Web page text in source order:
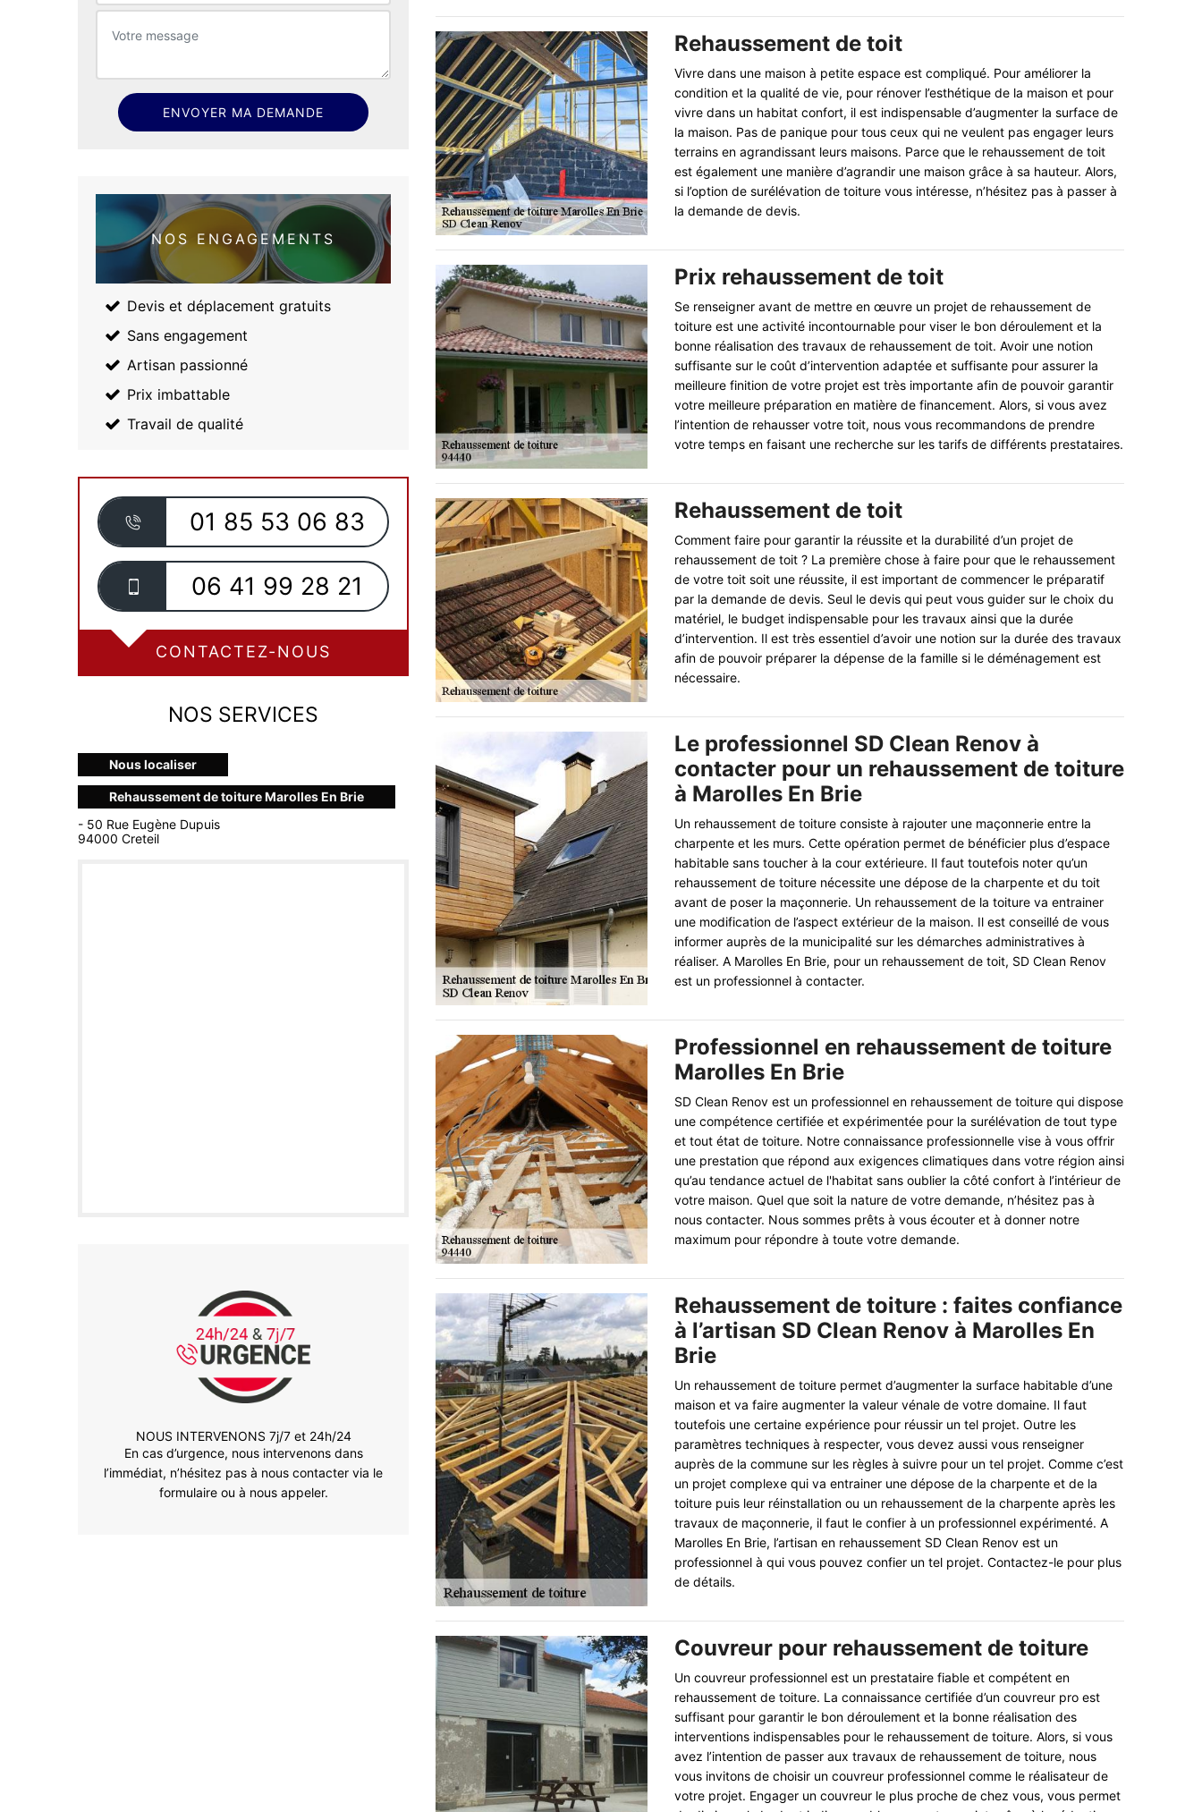
NOS ENGAGEMENTS
Devis et déplacement gratuits
Sans engagement
Artisan passionné
Prix imbattable
Travail de qualité
01 85 53 06 83
06 41 99 28 21
CONTACTEZ-NOUS
NOS SERVICES
Nous localiser
Rehaussement de toiture Marolles En Brie
- 50 Rue Eugène Dupuis
94000 Creteil
NOUS INTERVENONS 7j/7 et 24h/24
En cas d’urgence, nous intervenons dans
l’immédiat, n’hésitez pas à nous contacter via le
formulaire ou à nous appeler.
Rehaussement de toit
Vivre dans une maison à petite espace est compliqué. Pour améliorer la
condition et la qualité de vie, pour rénover l’esthétique de la maison et pour
vivre dans un habitat confort, il est indispensable d’augmenter la surface de
la maison. Pas de panique pour tous ceux qui ne veulent pas engager leurs
terrains en agrandissant leurs maisons. Parce que le rehaussement de toit
est également une manière d’agrandir une maison grâce à sa hauteur. Alors,
si l’option de surélévation de toiture vous intéresse, n’hésitez pas à passer à
la demande de devis.
Prix rehaussement de toit
Se renseigner avant de mettre en œuvre un projet de rehaussement de
toiture est une activité incontournable pour viser le bon déroulement et la
bonne réalisation des travaux de rehaussement de toit. Avoir une notion
suffisante sur le coût d’intervention adaptée et suffisante pour assurer la
meilleure finition de votre projet est très importante afin de pouvoir garantir
votre meilleure préparation en matière de financement. Alors, si vous avez
l’intention de rehausser votre toit, nous vous recommandons de prendre
votre temps en faisant une recherche sur les tarifs de différents prestataires.
Rehaussement de toit
Comment faire pour garantir la réussite et la durabilité d’un projet de
rehaussement de toit ? La première chose à faire pour que le rehaussement
de votre toit soit une réussite, il est important de commencer le préparatif
par la demande de devis. Seul le devis qui peut vous guider sur le choix du
matériel, le budget indispensable pour les travaux ainsi que la durée
d’intervention. Il est très essentiel d’avoir une notion sur la durée des travaux
afin de pouvoir préparer la dépense de la famille si le déménagement est
nécessaire.
Le professionnel SD Clean Renov à
contacter pour un rehaussement de toiture
à Marolles En Brie
Un rehaussement de toiture consiste à rajouter une maçonnerie entre la
charpente et les murs. Cette opération permet de bénéficier plus d’espace
habitable sans toucher à la cour extérieure. Il faut toutefois noter qu’un
rehaussement de toiture nécessite une dépose de la charpente et du toit
avant de poser la maçonnerie. Un rehaussement de la toiture va entrainer
une modification de l’aspect extérieur de la maison. Il est conseillé de vous
informer auprès de la municipalité sur les démarches administratives à
réaliser. A Marolles En Brie, pour un rehaussement de toit, SD Clean Renov
est un professionnel à contacter.
Professionnel en rehaussement de toiture
Marolles En Brie
SD Clean Renov est un professionnel en rehaussement de toiture qui dispose
une compétence certifiée et expérimentée pour la surélévation de tout type
et tout état de toiture. Notre connaissance professionnelle vise à vous offrir
une prestation que répond aux exigences climatiques dans votre région ainsi
qu’au tendance actuel de l'habitat sans oublier la côté confort à l’intérieur de
votre maison. Quel que soit la nature de votre demande, n’hésitez pas à
nous contacter. Nous sommes prêts à vous écouter et à donner notre
maximum pour répondre à toute votre demande.
Rehaussement de toiture : faites confiance
à l’artisan SD Clean Renov à Marolles En
Brie
Un rehaussement de toiture permet d’augmenter la surface habitable d’une
maison et va faire augmenter la valeur vénale de votre domaine. Il faut
toutefois une certaine expérience pour réussir un tel projet. Outre les
paramètres techniques à respecter, vous devez aussi vous renseigner
auprès de la commune sur les règles à suivre pour un tel projet. Comme c’est
un projet complexe qui va entrainer une dépose de la charpente et de la
toiture puis leur réinstallation ou un rehaussement de la charpente après les
travaux de maçonnerie, il faut le confier à un professionnel expérimenté. A
Marolles En Brie, l’artisan en rehaussement SD Clean Renov est un
professionnel à qui vous pouvez confier un tel projet. Contactez-le pour plus
de détails.
Couvreur pour rehaussement de toiture
Un couvreur professionnel est un prestataire fiable et compétent en
rehaussement de toiture. La connaissance certifiée d’un couvreur pro est
suffisant pour garantir le bon déroulement et la bonne réalisation des
interventions indispensables pour le rehaussement de toiture. Alors, si vous
avez l’intention de passer aux travaux de rehaussement de toiture, nous
vous invitons de choisir un couvreur professionnel comme le réalisateur de
votre projet. Engager un couvreur le plus proche de chez vous, vous permet